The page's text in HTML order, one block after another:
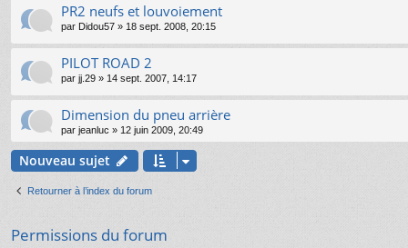
PR2 neufs et louvoiement
par Didou57 » 18 sept. 2008, 20:15
PILOT ROAD 2
par jj.29 » 14 sept. 2007, 14:17
Dimension du pneu arrière
par jeanluc » 12 juin 2009, 20:49
Nouveau sujet
Retourner à l’index du forum
Permissions du forum